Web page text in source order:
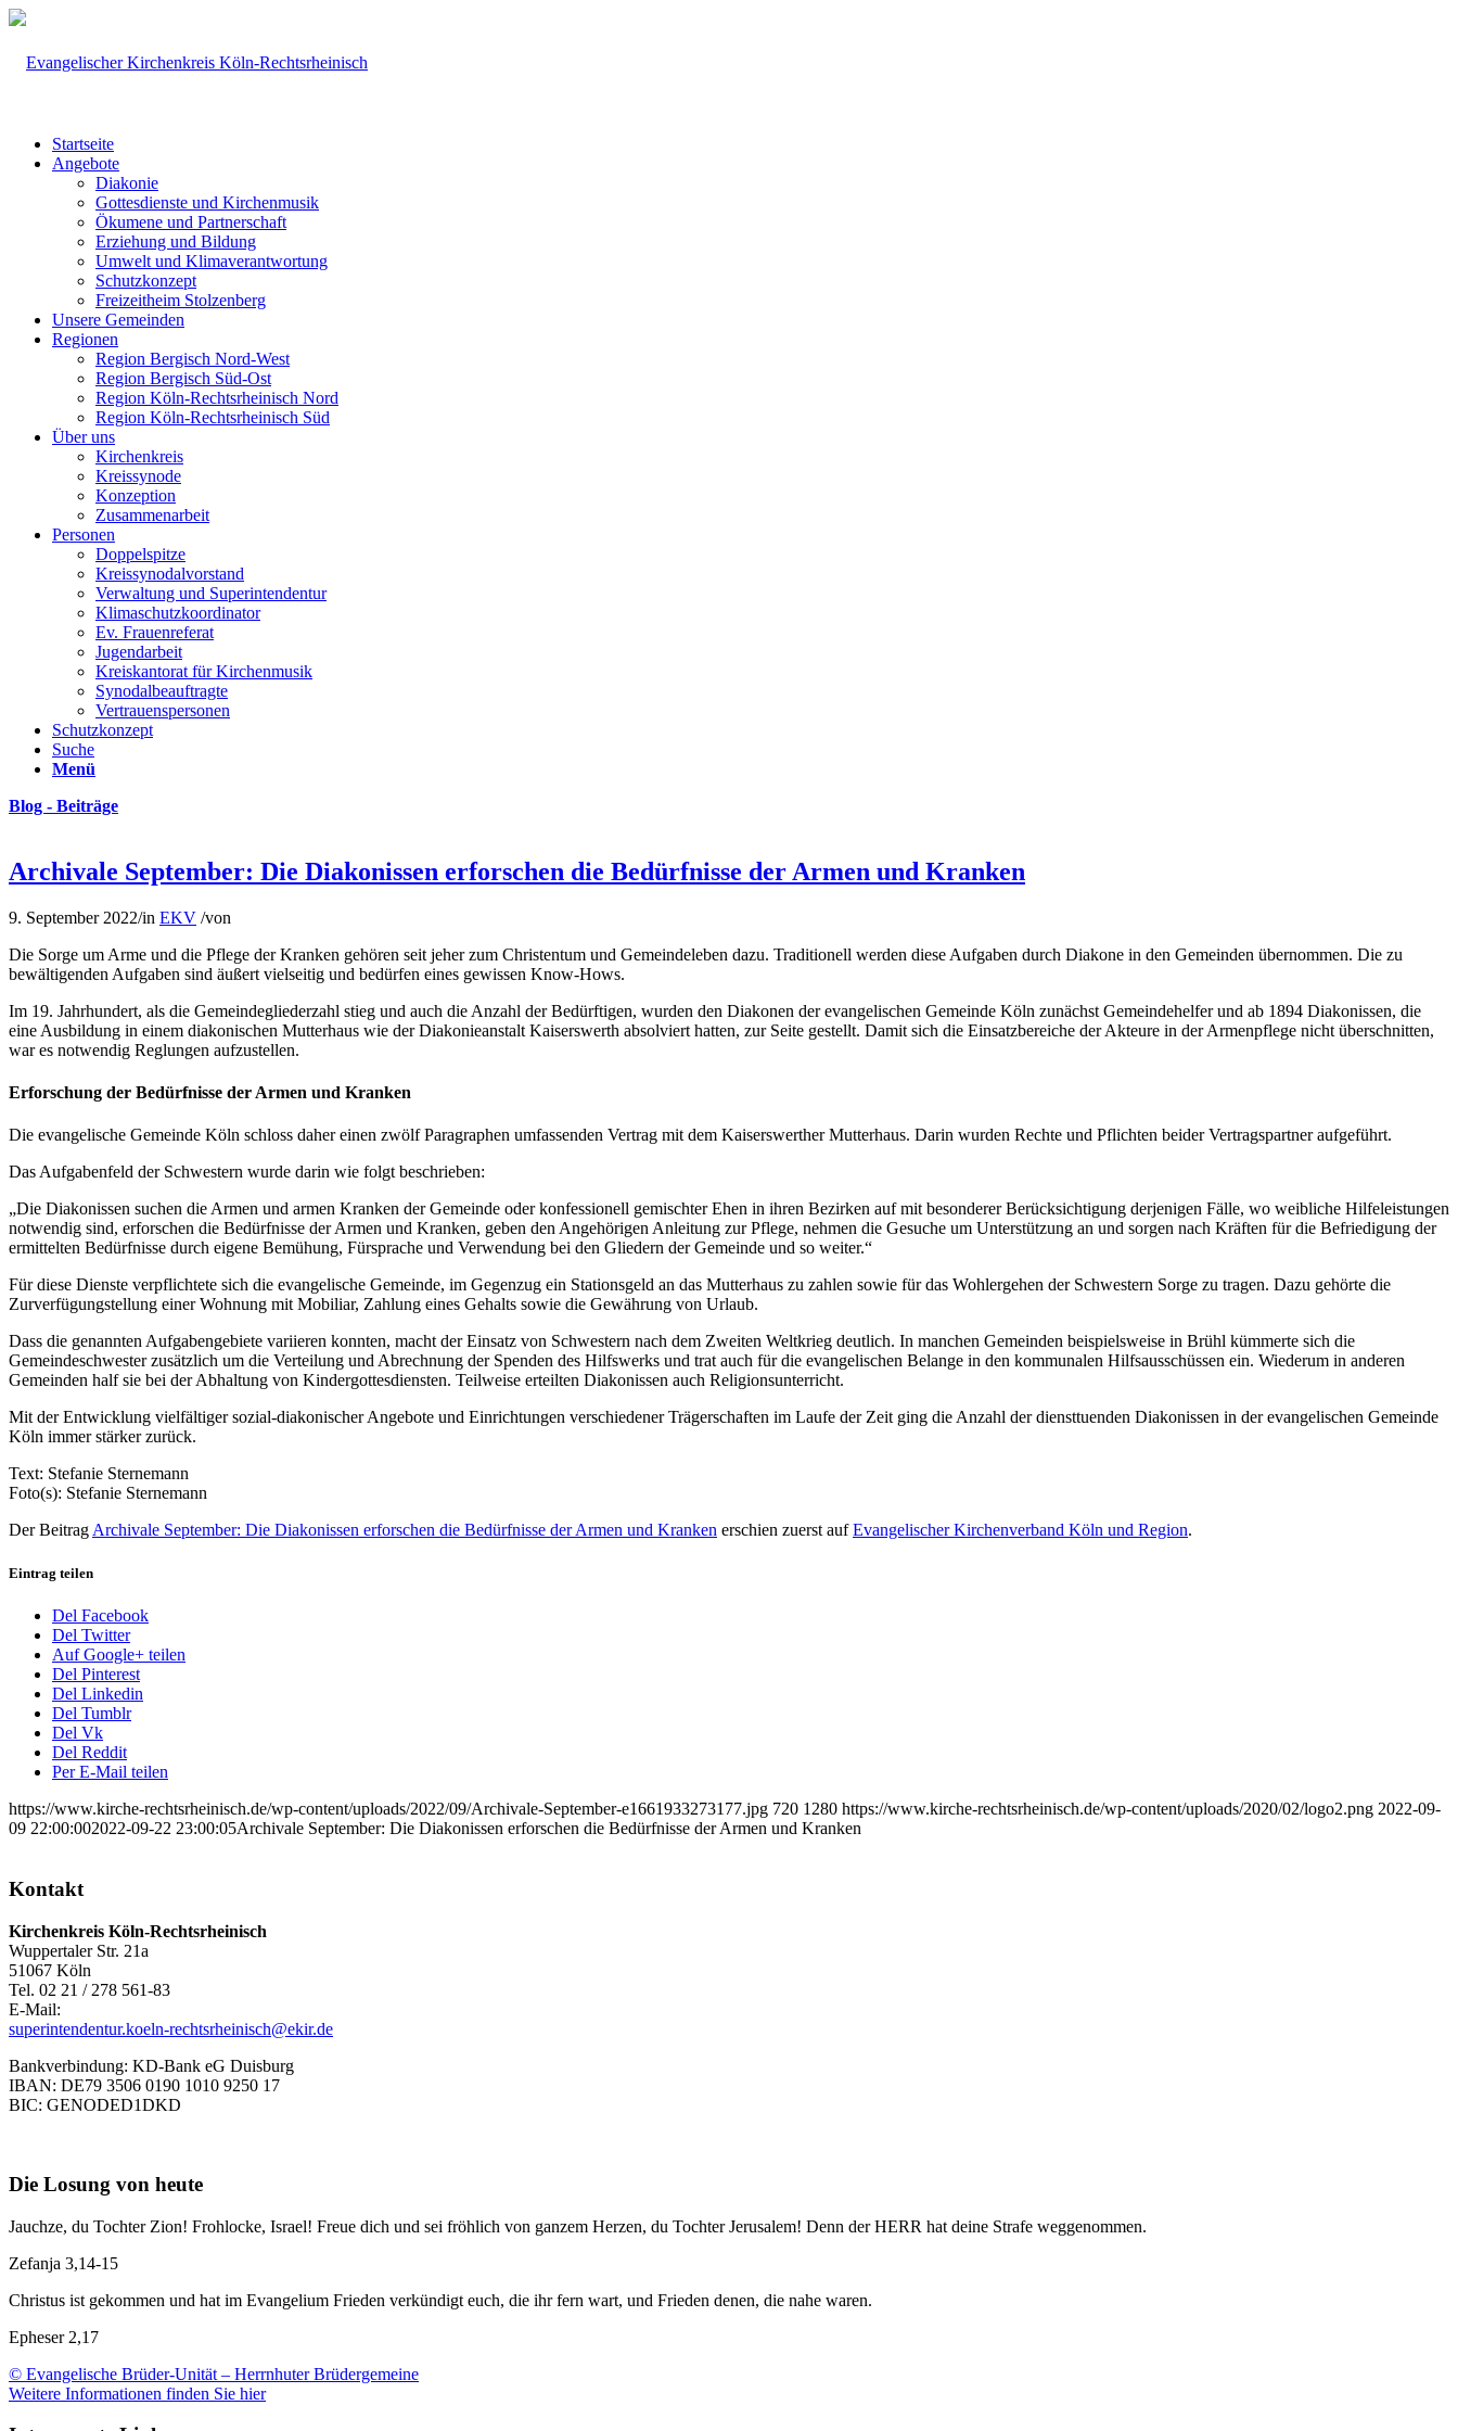
Startseite
Angebote
Diakonie
Gottesdienste und Kirchenmusik
Ökumene und Partnerschaft
Erziehung und Bildung
Umwelt und Klimaverantwortung
Schutzkonzept
Freizeitheim Stolzenberg
Unsere Gemeinden
Regionen
Region Bergisch Nord-West
Region Bergisch Süd-Ost
Region Köln-Rechtsrheinisch Nord
Region Köln-Rechtsrheinisch Süd
Über uns
Kirchenkreis
Kreissynode
Konzeption
Zusammenarbeit
Personen
Doppelspitze
Kreissynodalvorstand
Verwaltung und Superintendentur
Klimaschutzkoordinator
Ev. Frauenreferat
Jugendarbeit
Kreiskantorat für Kirchenmusik
Synodalbeauftragte
Vertrauenspersonen
Schutzkonzept
Suche
Menü
Blog - Beiträge
Archivale September: Die Diakonissen erforschen die Bedürfnisse der Armen und Kranken
9. September 2022/in EKV /von
Die Sorge um Arme und die Pflege der Kranken gehören seit jeher zum Christentum und Gemeindeleben dazu. Traditionell werden diese Aufgaben durch Diakone in den Gemeinden übernommen. Die zu
bewältigenden Aufgaben sind äußert vielseitig und bedürfen eines gewissen Know-Hows.
Im 19. Jahrhundert, als die Gemeindegliederzahl stieg und auch die Anzahl der Bedürftigen, wurden den Diakonen der evangelischen Gemeinde Köln zunächst Gemeindehelfer und ab 1894 Diakonissen, die
eine Ausbildung in einem diakonischen Mutterhaus wie der Diakonieanstalt Kaiserswerth absolviert hatten, zur Seite gestellt. Damit sich die Einsatzbereiche der Akteure in der Armenpflege nicht überschnitten,
war es notwendig Reglungen aufzustellen.
Erforschung der Bedürfnisse der Armen und Kranken
Die evangelische Gemeinde Köln schloss daher einen zwölf Paragraphen umfassenden Vertrag mit dem Kaiserswerther Mutterhaus. Darin wurden Rechte und Pflichten beider Vertragspartner aufgeführt.
Das Aufgabenfeld der Schwestern wurde darin wie folgt beschrieben:
„Die Diakonissen suchen die Armen und armen Kranken der Gemeinde oder konfessionell gemischter Ehen in ihren Bezirken auf mit besonderer Berücksichtigung derjenigen Fälle, wo weibliche Hilfeleistungen
notwendig sind, erforschen die Bedürfnisse der Armen und Kranken, geben den Angehörigen Anleitung zur Pflege, nehmen die Gesuche um Unterstützung an und sorgen nach Kräften für die Befriedigung der
ermittelten Bedürfnisse durch eigene Bemühung, Fürsprache und Verwendung bei den Gliedern der Gemeinde und so weiter.“
Für diese Dienste verpflichtete sich die evangelische Gemeinde, im Gegenzug ein Stationsgeld an das Mutterhaus zu zahlen sowie für das Wohlergehen der Schwestern Sorge zu tragen. Dazu gehörte die
Zurverfügungstellung einer Wohnung mit Mobiliar, Zahlung eines Gehalts sowie die Gewährung von Urlaub.
Dass die genannten Aufgabengebiete variieren konnten, macht der Einsatz von Schwestern nach dem Zweiten Weltkrieg deutlich. In manchen Gemeinden beispielsweise in Brühl kümmerte sich die
Gemeindeschwester zusätzlich um die Verteilung und Abrechnung der Spenden des Hilfswerks und trat auch für die evangelischen Belange in den kommunalen Hilfsausschüssen ein. Wiederum in anderen
Gemeinden half sie bei der Abhaltung von Kindergottesdiensten. Teilweise erteilten Diakonissen auch Religionsunterricht.
Mit der Entwicklung vielfältiger sozial-diakonischer Angebote und Einrichtungen verschiedener Trägerschaften im Laufe der Zeit ging die Anzahl der diensttuenden Diakonissen in der evangelischen Gemeinde
Köln immer stärker zurück.
Text: Stefanie Sternemann
Foto(s): Stefanie Sternemann
Der Beitrag Archivale September: Die Diakonissen erforschen die Bedürfnisse der Armen und Kranken erschien zuerst aufEvangelischer Kirchenverband Köln und Region.
Eintrag teilen
Del Facebook
Del Twitter
Auf Google+ teilen
Del Pinterest
Del Linkedin
Del Tumblr
Del Vk
Del Reddit
Per E-Mail teilen
https://www.kirche-rechtsrheinisch.de/wp-content/uploads/2022/09/Archivale-September-e1661933273177.jpg 720 1280 https://www.kirche-rechtsrheinisch.de/wp-content/uploads/2020/02/logo2.png 2022-09-
09 22:00:002022-09-22 23:00:05Archivale September: Die Diakonissen erforschen die Bedürfnisse der Armen und Kranken
Kontakt
Kirchenkreis Köln-Rechtsrheinisch
Wuppertaler Str. 21a
51067 Köln
Tel. 02 21 / 278 561-83
E-Mail:
superintendentur.koeln-rechtsrheinisch@ekir.de
Bankverbindung: KD-Bank eG Duisburg
IBAN: DE79 3506 0190 1010 9250 17
BIC: GENODED1DKD
Die Losung von heute
Jauchze, du Tochter Zion! Frohlocke, Israel! Freue dich und sei fröhlich von ganzem Herzen, du Tochter Jerusalem! Denn der HERR hat deine Strafe weggenommen.
Zefanja 3,14-15
Christus ist gekommen und hat im Evangelium Frieden verkündigt euch, die ihr fern wart, und Frieden denen, die nahe waren.
Epheser 2,17
© Evangelische Brüder-Unität – Herrnhuter Brüdergemeine
Weitere Informationen finden Sie hier